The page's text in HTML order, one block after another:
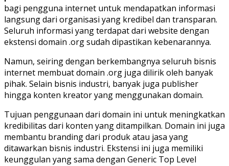
bagi pengguna internet untuk mendapatkan informasi
langsung dari organisasi yang kredibel dan transparan.
Seluruh informasi yang terdapat dari website dengan
ekstensi domain .org sudah dipastikan kebenarannya.
Namun, seiring dengan berkembangnya seluruh bisnis
internet membuat domain .org juga dilirik oleh banyak
pihak. Selain bisnis industri, banyak juga publisher
hingga konten kreator yang menggunakan domain.
Tujuan penggunaan dari domain ini untuk meningkatkan
kredibilitas dari konten yang ditampilkan. Domain ini juga
membantu branding dari produk atau jasa yang
ditawarkan bisnis industri. Ekstensi ini juga memiliki
keunggulan yang sama dengan Generic Top Level